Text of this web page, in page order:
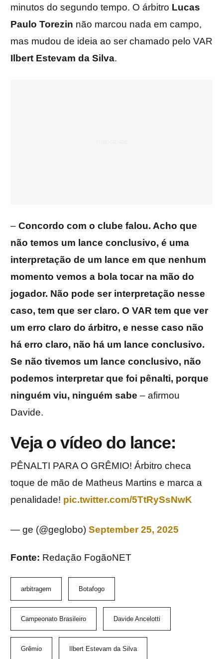
minutos do segundo tempo. O árbitro Lucas
Paulo Torezin não marcou nada em campo,
mas mudou de ideia ao ser chamado pelo VAR
Ilbert Estevam da Silva.
– Concordo com o clube falou. Acho que
não temos um lance conclusivo, é uma
interpretação de um lance em que nenhum
momento vemos a bola tocar na mão do
jogador. Não pode ser interpretação nesse
caso, tem que ser claro. O VAR tem que ver
um erro claro do árbitro, e nesse caso não
há erro claro, não há um lance conclusivo.
Se não tivemos um lance conclusivo, não
podemos interpretar que foi pênalti, porque
ninguém viu, ninguém sabe – afirmou
Davide.
Veja o vídeo do lance:
PÊNALTI PARA O GRÊMIO! Árbitro checa
toque de mão de Matheus Martins e marca a
penalidade! pic.twitter.com/5TtRySsNwK
— ge (@geglobo) September 25, 2025
Fonte: Redação FogãoNET
arbitragem Botafogo
Campeonato Brasileiro Davide Ancelotti
Grêmio Ilbert Estevam da Silva